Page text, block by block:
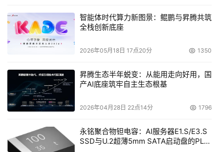
降低了AI应用的门槛，反而会吸引全球开发者更频繁、更广
泛地调用AI，最终导致整体内存需求出现爆炸式增长。
Token爆发带来的“内存焦虑”，早已从云端服务器蔓延到我
们身边的每一台设备——手机、电脑，都在经历一场前所未
有的“内存堆料潮”。为了让端侧AI大模型流畅运转，厂商们
AI PC率先迈入32GB时代：当前主流的16GB内存配置，仅
智能体时代算力新图景：鲲鹏与昇腾共筑
全栈创新底座
2026年05月18日 17点20分 1350
昇腾生态半年蜕变：从能用走向好用，国
产AI底座筑牢自主生态根基
2026年04月28日 22点14分 1796
永铭聚合物钽电容：AI服务器E1.S/E3.S
SSD与U.2超薄5mm SATA启动盘的PLP